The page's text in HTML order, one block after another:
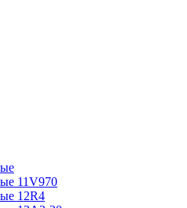
11V970
12R4